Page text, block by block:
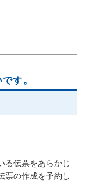
す。
る伝票をあらかじ
票の作成を予約し